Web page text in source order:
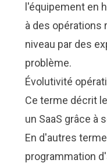
l'équipement en
à des opérations
niveau par des
problème.
Évolutivité
Ce terme décrit
un SaaS grâce à
En d'autres
programmation